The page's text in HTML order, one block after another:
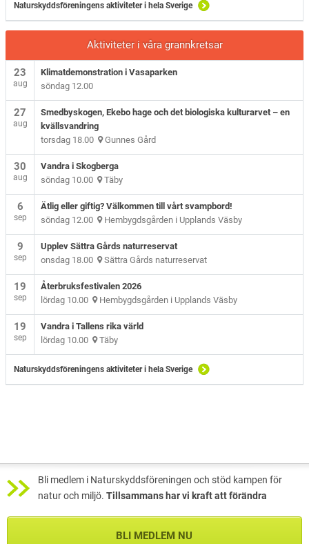
Naturskyddsföreningens aktiviteter i hela Sverige
Aktiviteter i våra grannkretsar
23
aug
Klimatdemonstration i Vasaparken
söndag 12.00
27
aug
Smedbyskogen, Ekebo hage och det biologiska kulturarvet – en
kvällsvandring
torsdag 18.00 Gunnes Gård
30
aug
Vandra i Skogberga
söndag 10.00 Täby
6
sep
Ätlig eller giftig? Välkommen till vårt svampbord!
söndag 12.00 Hembygdsgården i Upplands Väsby
9
sep
Upplev Sättra Gårds naturreservat
onsdag 18.00 Sättra Gårds naturreservat
19
sep
Återbruksfestivalen 2026
lördag 10.00 Hembygdsgården i Upplands Väsby
19
sep
Vandra i Tallens rika värld
lördag 10.00 Täby
Naturskyddsföreningens aktiviteter i hela Sverige
Bli medlem i Naturskyddsföreningen och stöd kampen för
natur och miljö. Tillsammans har vi kraft att förändra
BLI MEDLEM NU